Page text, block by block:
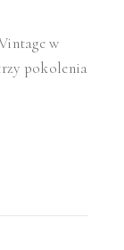
w
pokolenia